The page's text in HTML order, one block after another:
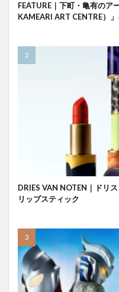
FEATURE｜下町・亀有のア
KAMEARI ART CENTRE）
DRIES VAN NOTEN｜ドリ
リップスティック